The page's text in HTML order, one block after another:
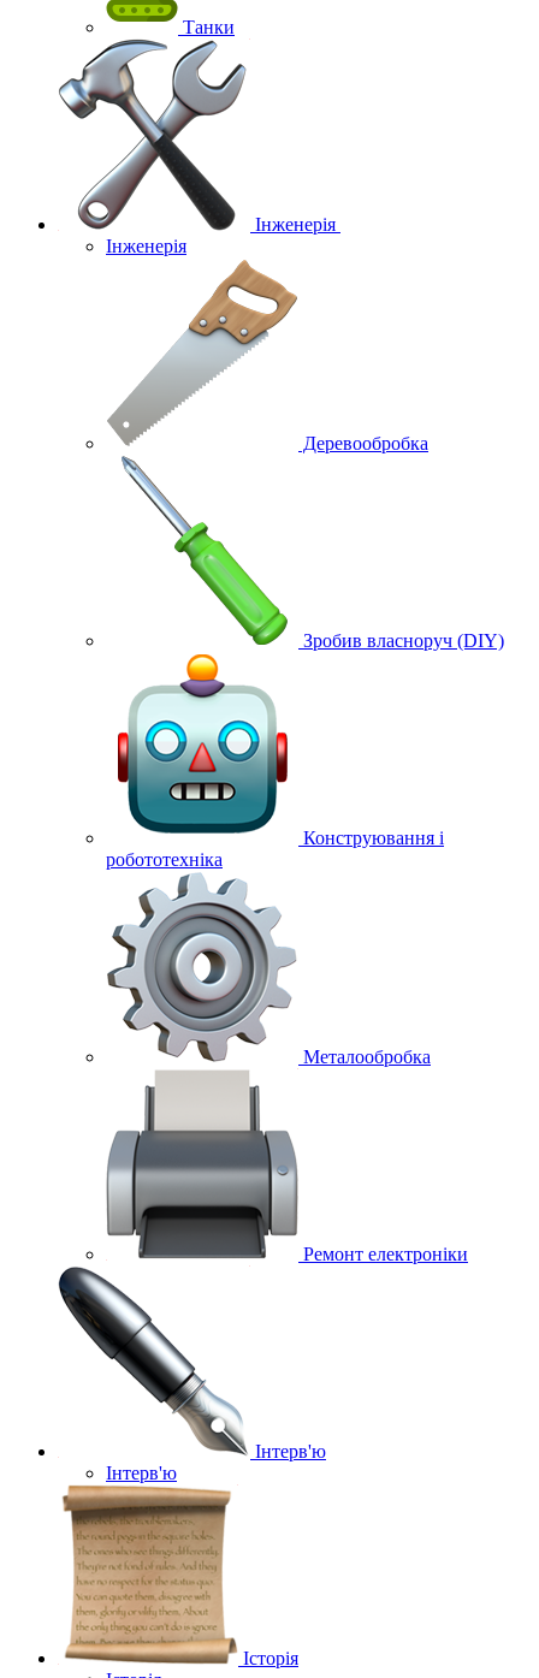
Танки
Інженерія
Інженерія
Деревообробка
Зробив власноруч (DIY)
Конструювання і
робототехніка
Металообробка
Ремонт електроніки
Інтерв'ю
Інтерв'ю
Історія